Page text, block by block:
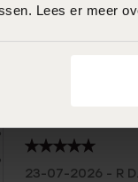
Lees er meer
Mooie prijs
23-07-2026 - R D.